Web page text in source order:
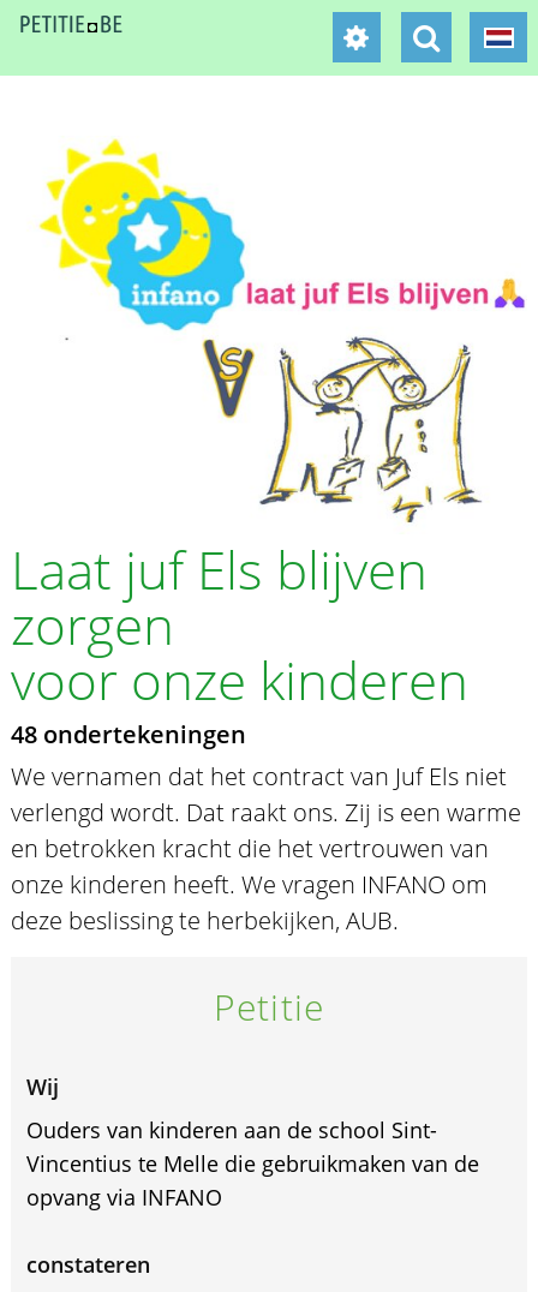
Laat juf Els blijven
zorgen
voor onze kinderen
48 ondertekeningen
We vernamen dat het contract van Juf Els niet
verlengd wordt. Dat raakt ons. Zij is een warme
en betrokken kracht die het vertrouwen van
onze kinderen heeft. We vragen INFANO om
deze beslissing te herbekijken, AUB.
Petitie
Wij
Ouders van kinderen aan de school Sint-
Vincentius te Melle die gebruikmaken van de
opvang via INFANO
constateren